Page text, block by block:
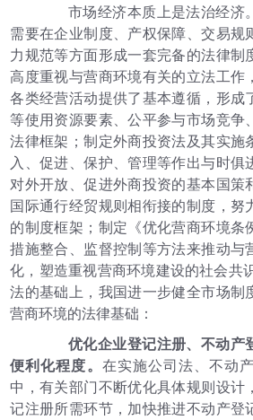
市场经济本质上是法治经济
需要在企业制度、产权保障、交易规
力规范等方面形成一套完备的法律制
高度重视与营商环境有关的立法工作
各类经营活动提供了基本遵循，形成
等使用资源要素、公平参与市场竞争
法律框架；制定外商投资法及其实施
入、促进、保护、管理等作出与时俱
对外开放、促进外商投资的基本国策
国际通行经贸规则相衔接的制度，努
的制度框架；制定《优化营商环境条
措施整合、监督控制等方法来推动与
化，塑造重视营商环境建设的社会共
法的基础上，我国进一步健全市场制
营商环境的法律基础：
优化企业登记注册、不动产
便利化程度。 在实施公司法、不动
中，有关部门不断优化具体规则设计
记注册所需环节，加快推进不动产登